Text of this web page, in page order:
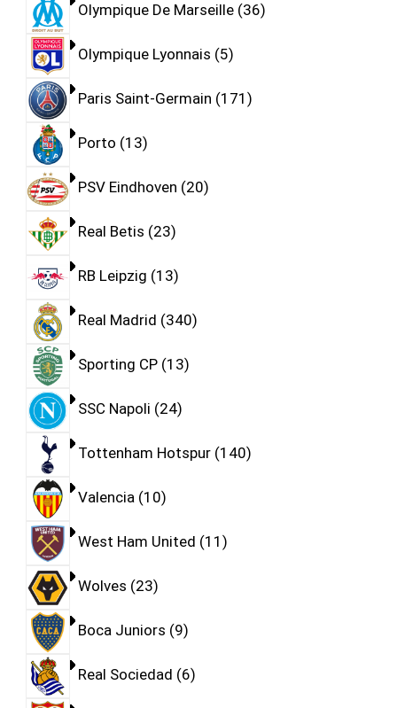
Olympique De Marseille 36
Olympique Lyonnais 5
Paris Saint-Germain 171
Porto 13
PSV Eindhoven 20
Real Betis 23
RB Leipzig 13
Real Madrid 340
Sporting CP 13
SSC Napoli 24
Tottenham Hotspur 140
Valencia 10
West Ham United 11
Wolves 23
Boca Juniors 9
Real Sociedad 6